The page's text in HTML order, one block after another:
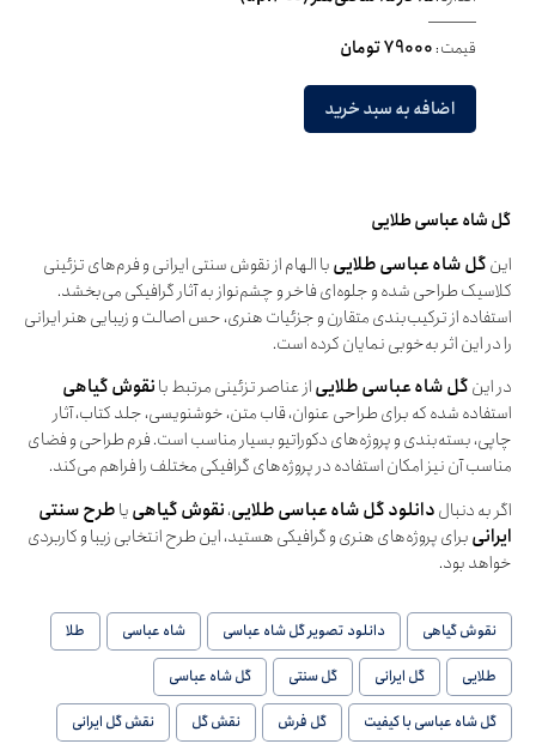
قیمت:79000 تومان
اضافه به سبد خرید
گل شاه عباسی طلایی
اینگل شاه عباسی طلاییبا الهام از نقوش سنتی ایرانی و فرم‌های تزئینی
کلاسیک طراحی شده و جلوه‌ای فاخر و چشم‌نواز به آثار گرافیکی می‌بخشد.
استفاده از ترکیب‌بندی متقارن و جزئیات هنری، حس اصالت و زیبایی هنر ایرانی
را در این اثر به‌خوبی نمایان کرده است.
در اینگل شاه عباسی طلاییاز عناصر تزئینی مرتبط بانقوش گیاهی
استفاده شده که برای طراحی عنوان، قاب متن، خوشنویسی، جلد کتاب، آثار
چاپی، بسته‌بندی و پروژه‌های دکوراتیو بسیار مناسب است. فرم طراحی و فضای
مناسب آن نیز امکان استفاده در پروژه‌های گرافیکی مختلف را فراهم می‌کند.
اگر به دنبالدانلود گل شاه عباسی طلایی،نقوش گیاهییاطرح سنتی
ایرانیبرای پروژه‌های هنری و گرافیکی هستید، این طرح انتخابی زیبا و کاربردی
خواهد بود.
نقوش گیاهی دانلود تصویر گل شاه عباسی شاه عباسی
طلا
طلایی
گل ایرانی گل سنتی
گل شاه عباسی
گل شاه عباسی با کیفیت
گل فرش نقش گل نقش گل ایرانی